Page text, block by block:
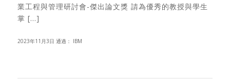
業工程與管理研討會-傑出論文獎 請為優秀的教授與學生
掌 […]
2023年11月3日 通過： IBM